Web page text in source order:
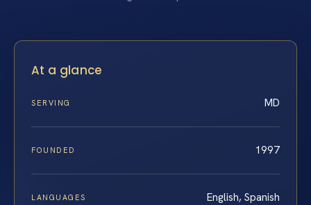
At a glance
SERVING MD
FOUNDED 1997
LANGUAGES English, Spanish